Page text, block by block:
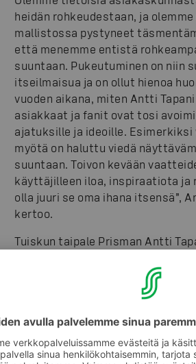
heidän rohkeudestaan, ja olemme
mallistossa pystyneet
että menemme entistä
suuntaan. Pukeutuminen on niin
itseilmaisua ja on ollut hienoa
vuoden aikana, miten Antti
asiakkaat ja fanit ovat tosi
ajatuksille ja ideoille. Esimerkiksi
myötä on haluttu viedä
suuntaan. Toivon kevään
käyttäjilleen iloa, inspiraatiota ja
olla juuri se oma ihana itsensä”,
kertoo.
Tuiskun taipale Prisman Antti
nousujohteinen. Malliston
pukeutumiseen parhaimmillaan
Kansainvälisille markkinoille
se on menestynyt hyvin.